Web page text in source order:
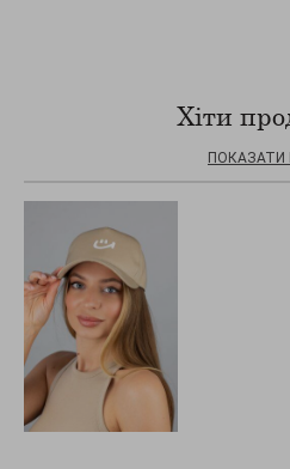
Хіти
ПОКАЗАТИ